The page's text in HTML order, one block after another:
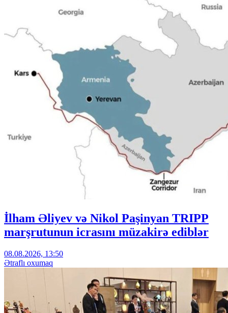
İlham Əliyev və Nikol Paşinyan TRIPP
marşrutunun icrasını müzakirə ediblər
08.08.2026, 13:50
Ətraflı oxumaq